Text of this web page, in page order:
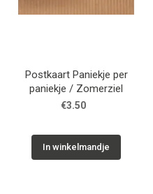
FOOD
GREEN LIVING
KIDS
Postkaart Paniekje per
paniekje / Zomerziel
€3.50
In winkelmandje